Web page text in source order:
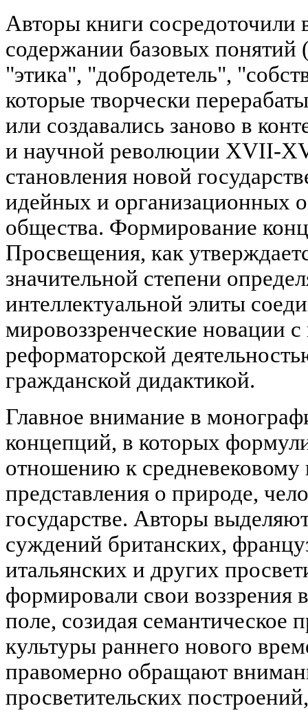
Авторы книги сосредоточили
содержании базовых понятий
"этика", "добродетель",
которые творчески
или создавались заново в
и научной революции XVII-
становления новой
идейных и организационных
общества. Формирование
Просвещения, как
значительной степени
интеллектуальной элиты
мировоззренческие новации с
реформаторской
гражданской дидактикой.
Главное внимание в
концепций, в которых
отношению к средневековому
представления о природе,
государстве. Авторы
суждений британских,
итальянских и других
формировали свои воззрения
поле, созидая семантическое
культуры раннего нового
правомерно обращают
просветительских